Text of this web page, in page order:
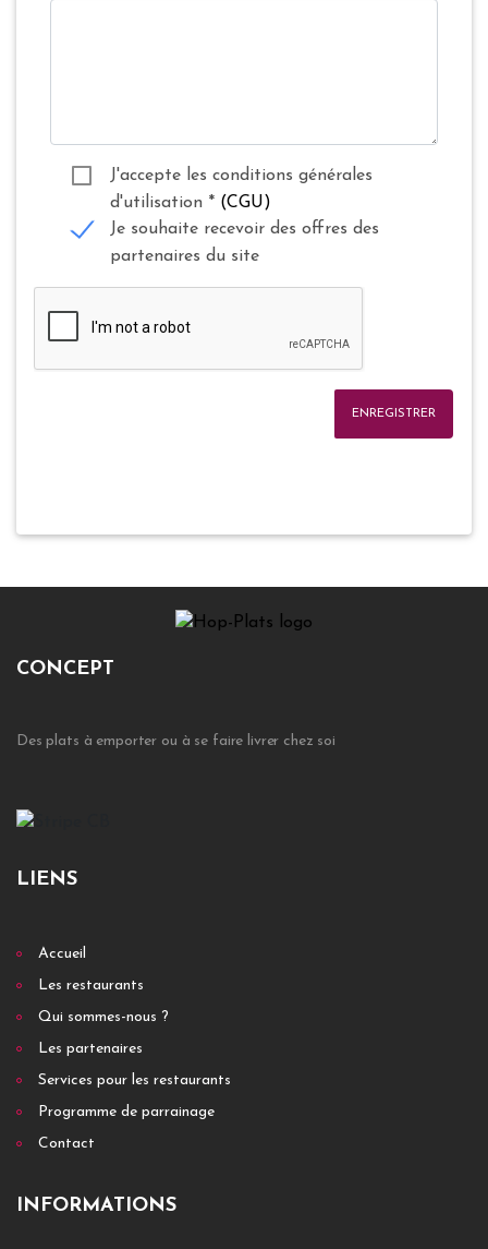
J'accepte les conditions générales
d'utilisation * (CGU)
Je souhaite recevoir des offres des
partenaires du site
ENREGISTRER
CONCEPT
Des plats à emporter ou à se faire livrer chez soi
LIENS
Accueil
Les restaurants
Qui sommes-nous ?
Les partenaires
Services pour les restaurants
Programme de parrainage
Contact
INFORMATIONS